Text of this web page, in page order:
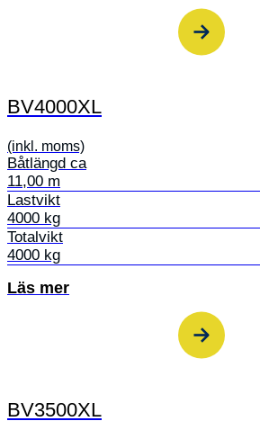
BV4000XL
(inkl. moms)
Båtlängd ca
11,00 m
Lastvikt
4000 kg
Totalvikt
4000 kg
Läs mer
BV3500XL